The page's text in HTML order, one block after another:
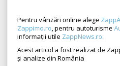
Pentru vânzări online alege
Zappimo.ro, pentru autoturisme
informații utile ZappNews.ro.
Acest articol a fost realizat de
și analize din România